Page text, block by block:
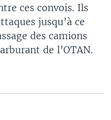
ces convois. Ils
jusqu’à ce
des camions
de l’OTAN.